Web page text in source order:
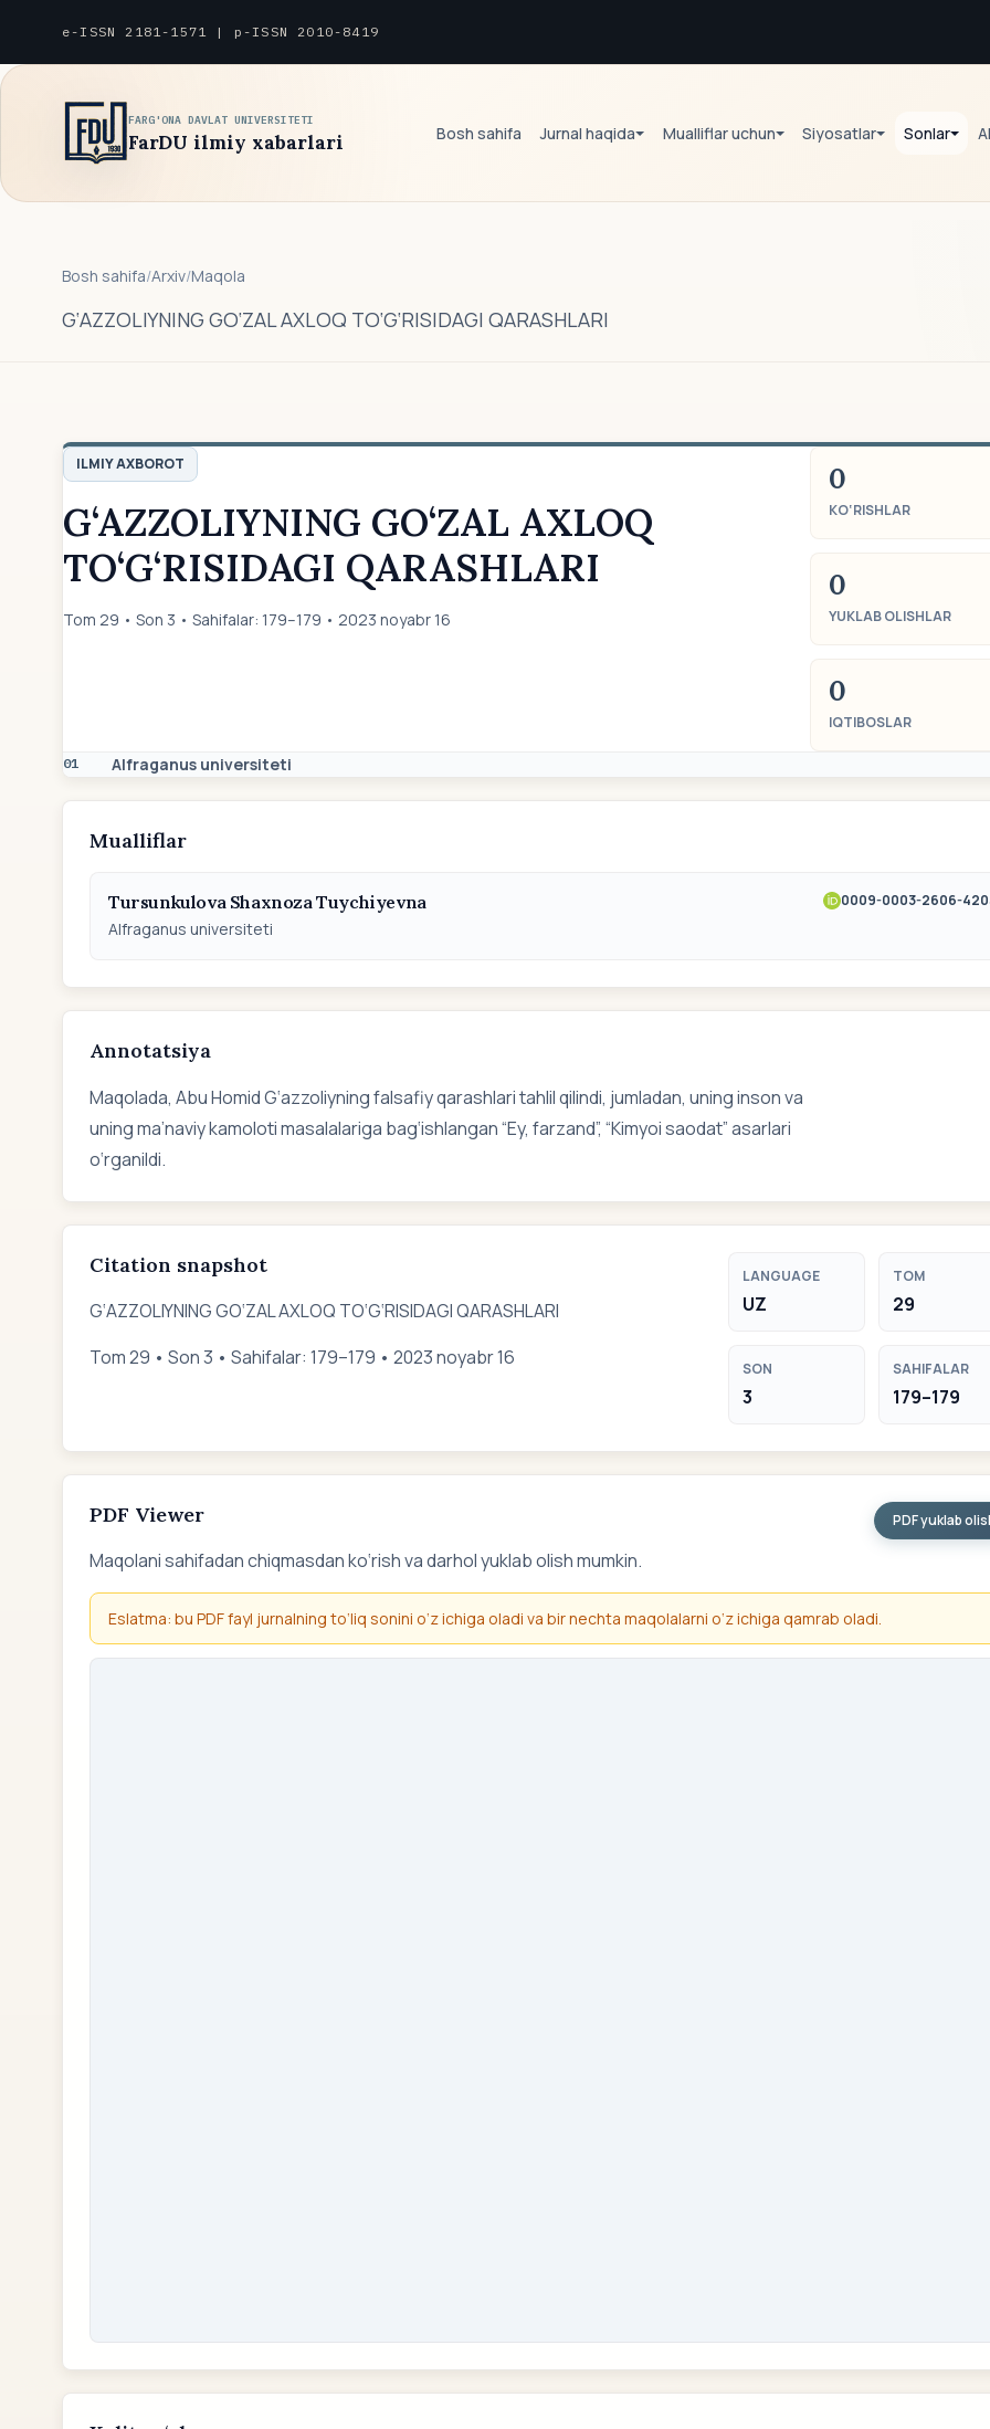
e-ISSN 2181-1571 | p-ISSN 2010-8419
FARG'ONA DAVLAT UNIVERSITETI
FarDU ilmiy xabarlari Bosh sahifa Jurnal haqida Mualliflar uchun Siyosatlar Sonlar
Bosh sahifa/Arxiv/Maqola
G‘AZZOLIYNING GO‘ZAL AXLOQ TO‘G‘RISIDAGI QARASHLARI
ILMIY AXBOROT
G‘AZZOLIYNING GO‘ZAL AXLOQ
TO‘G‘RISIDAGI QARASHLARI
Tom 29 • Son 3 • Sahifalar: 179–179 • 2023 noyabr 16
0
KO‘RISHLAR
0
YUKLAB OLISHLAR
0
IQTIBOSLAR
01 Alfraganus universiteti
Mualliflar
Tursunkulova Shaxnoza Tuychiyevna
Alfraganus universiteti
0009-0003-2606-
Annotatsiya
Maqolada, Abu Homid G‘azzoliyning falsafiy qarashlari tahlil qilindi, jumladan, uning inson va
uning ma’naviy kamoloti masalalariga bag‘ishlangan “Ey, farzand”, “Kimyoi saodat” asarlari
o‘rganildi.
Citation snapshot
G‘AZZOLIYNING GO‘ZAL AXLOQ TO‘G‘RISIDAGI QARASHLARI
Tom 29 • Son 3 • Sahifalar: 179–179 • 2023 noyabr 16
LANGUAGE
UZ
TOM
29
SON
3
SAHIFALAR
179–179
PDF Viewer
Maqolani sahifadan chiqmasdan ko‘rish va darhol yuklab olish mumkin.
PDF yuklab
Eslatma: bu PDF fayl jurnalning to‘liq sonini o‘z ichiga oladi va bir nechta maqolalarni o‘z ichiga qamrab oladi.